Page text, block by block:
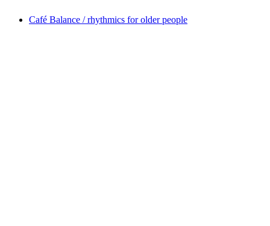
Café Balance / rhythmics for older people